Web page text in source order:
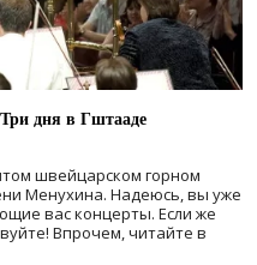
дня в Гштааде
швейцарском горном
Менухина. Надеюсь, вы уже
вас концерты. Если же
Впрочем, читайте в